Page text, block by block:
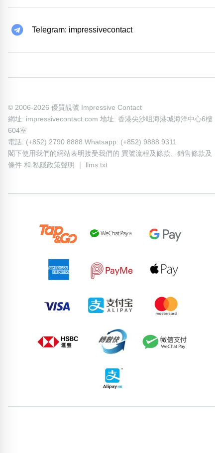
Telegram: impressivecontact
© 2006-2026 優質靚號 Impressive Contact
網址: impressivecontact.com 地址: 香港尖沙咀海港城海洋中心6樓
604室
電話: (+852) 2790 8888 Whatsapp: (+852) 9888 9311
閣下使用我們的網站表明接受我們的 買號流程及條款
銷售條款及
條件 和 私隱政策聲明 llms.txt